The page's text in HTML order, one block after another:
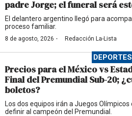
padre Jorge; el funeral será
El delantero argentino llegó para
proceso familiar.
8 de agosto, 2026 · Redacción La-Lista
DEPORTES
Precios para el México vs
Final del Premundial Sub-20;
boletos?
Los dos equipos irán a Juegos
definir al campeón del Premundial.